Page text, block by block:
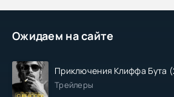
Ожидаем на сайте
Приключения Клиффа Бута
Трейлеры